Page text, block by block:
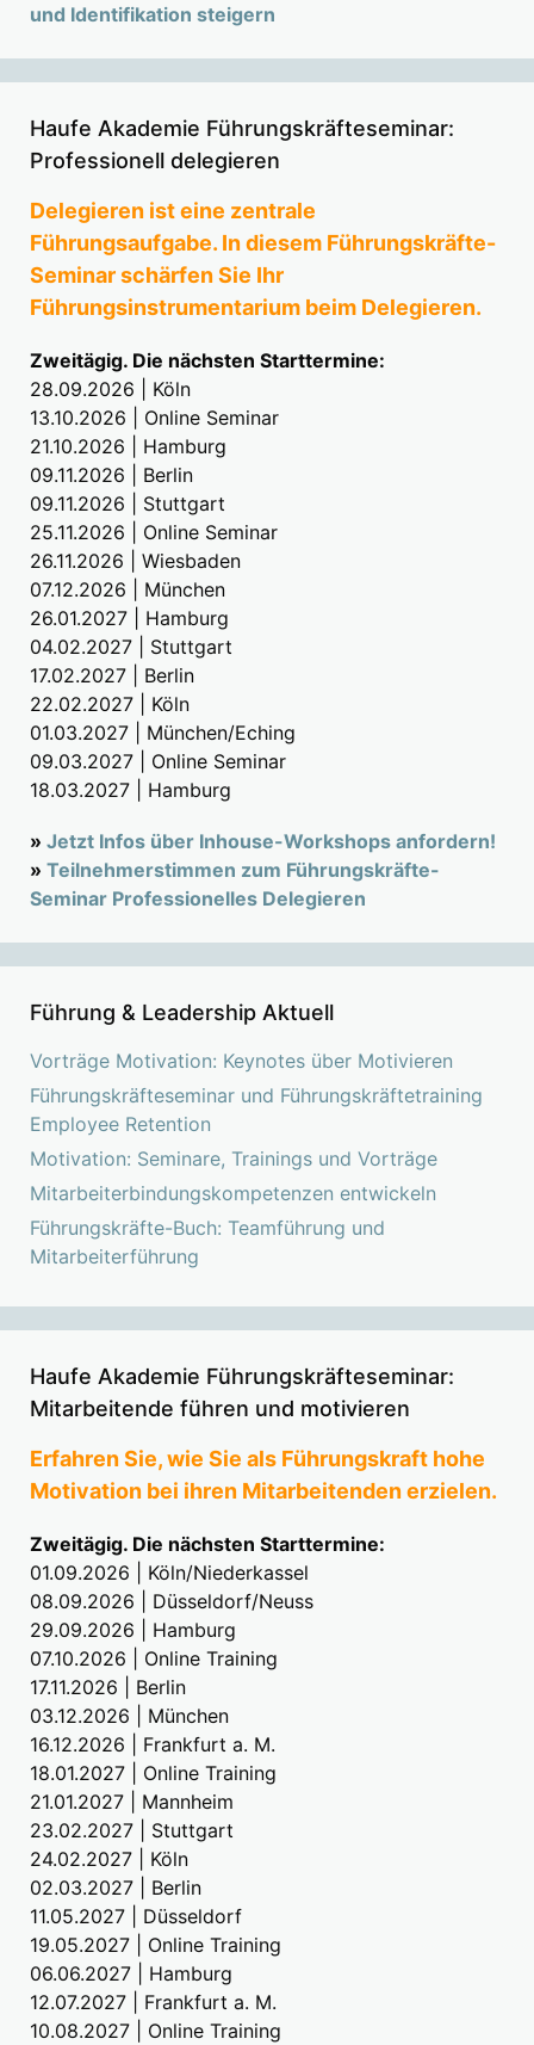
und Identifikation steigern
Haufe Akademie Führungskräfteseminar:
Professionell delegieren
Delegieren ist eine zentrale
Führungsaufgabe. In diesem Führungskräfte-
Seminar schärfen Sie Ihr
Führungsinstrumentarium beim Delegieren.
Zweitägig. Die nächsten Starttermine:
28.09.2026 | Köln
13.10.2026 | Online Seminar
21.10.2026 | Hamburg
09.11.2026 | Berlin
09.11.2026 | Stuttgart
25.11.2026 | Online Seminar
26.11.2026 | Wiesbaden
07.12.2026 | München
26.01.2027 | Hamburg
04.02.2027 | Stuttgart
17.02.2027 | Berlin
22.02.2027 | Köln
01.03.2027 | München/Eching
09.03.2027 | Online Seminar
18.03.2027 | Hamburg
» Jetzt Infos über Inhouse-Workshops anfordern!
» Teilnehmerstimmen zum Führungskräfte-
Seminar Professionelles Delegieren
Führung & Leadership Aktuell
Vorträge Motivation: Keynotes über Motivieren
Führungskräfteseminar und Führungskräftetraining
Employee Retention
Motivation: Seminare, Trainings und Vorträge
Mitarbeiterbindungskompetenzen entwickeln
Führungskräfte-Buch: Teamführung und
Mitarbeiterführung
Haufe Akademie Führungskräfteseminar:
Mitarbeitende führen und motivieren
Erfahren Sie, wie Sie als Führungskraft hohe
Motivation bei ihren Mitarbeitenden erzielen.
Zweitägig. Die nächsten Starttermine:
01.09.2026 | Köln/Niederkassel
08.09.2026 | Düsseldorf/Neuss
29.09.2026 | Hamburg
07.10.2026 | Online Training
17.11.2026 | Berlin
03.12.2026 | München
16.12.2026 | Frankfurt a. M.
18.01.2027 | Online Training
21.01.2027 | Mannheim
23.02.2027 | Stuttgart
24.02.2027 | Köln
02.03.2027 | Berlin
11.05.2027 | Düsseldorf
19.05.2027 | Online Training
06.06.2027 | Hamburg
12.07.2027 | Frankfurt a. M.
10.08.2027 | Online Training